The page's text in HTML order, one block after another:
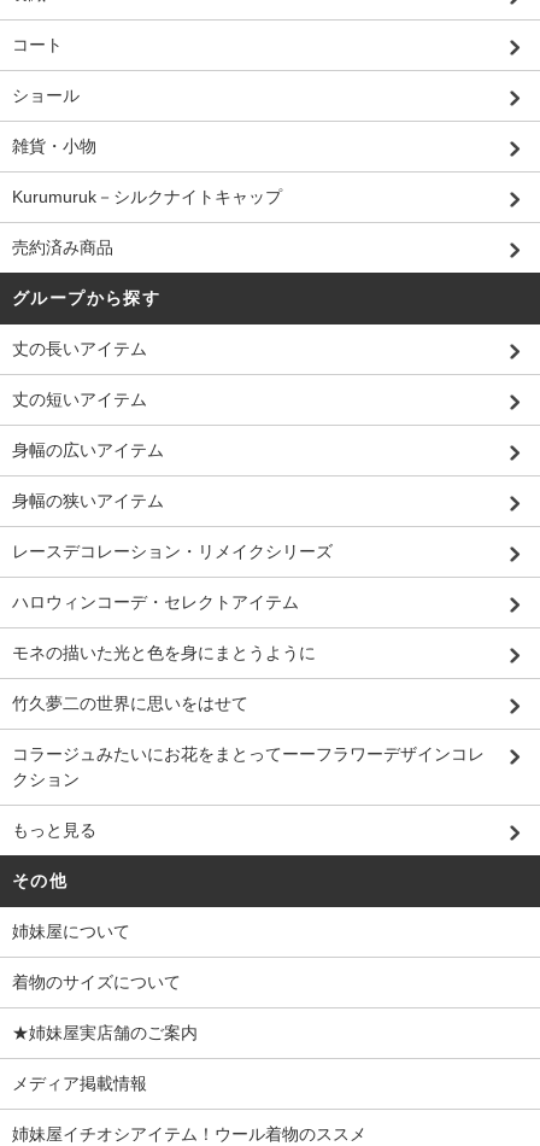
コート
ショール
雑貨・小物
Kurumuruk－シルクナイトキャップ
売約済み商品
グループから探す
丈の長いアイテム
丈の短いアイテム
身幅の広いアイテム
身幅の狭いアイテム
レースデコレーション・リメイクシリーズ
ハロウィンコーデ・セレクトアイテム
モネの描いた光と色を身にまとうように
竹久夢二の世界に思いをはせて
コラージュみたいにお花をまとってーーフラワーデザインコレ
クション
もっと見る
その他
姉妹屋について
着物のサイズについて
★姉妹屋実店舗のご案内
メディア掲載情報
姉妹屋イチオシアイテム！ウール着物のススメ